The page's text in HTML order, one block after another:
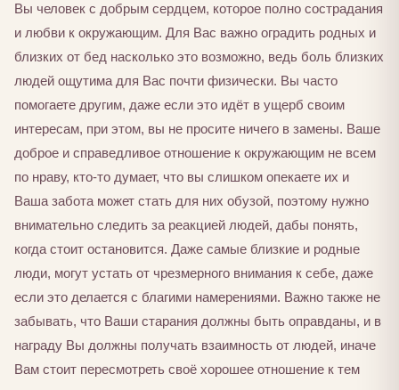
Вы человек с добрым сердцем, которое полно сострадания
и любви к окружающим. Для Вас важно оградить родных и
близких от бед насколько это возможно, ведь боль близких
людей ощутима для Вас почти физически. Вы часто
помогаете другим, даже если это идёт в ущерб своим
интересам, при этом, вы не просите ничего в замены. Ваше
доброе и справедливое отношение к окружающим не всем
по нраву, кто-то думает, что вы слишком опекаете их и
Ваша забота может стать для них обузой, поэтому нужно
внимательно следить за реакцией людей, дабы понять,
когда стоит остановится. Даже самые близкие и родные
люди, могут устать от чрезмерного внимания к себе, даже
если это делается с благими намерениями. Важно также не
забывать, что Ваши старания должны быть оправданы, и в
награду Вы должны получать взаимность от людей, иначе
Вам стоит пересмотреть своё хорошее отношение к тем